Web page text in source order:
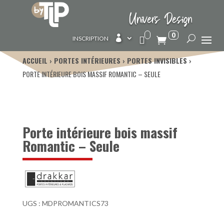
Univers Design
INSCRIPTION  0
ACCUEIL PORTES INTÉRIEURES
PORTES INVISIBLES
PORTE INTÉRIEURE BOIS MASSIF ROMANTIC – SEULE
Porte intérieure bois massif
Romantic – Seule
UGS : MDPROMANTICS73